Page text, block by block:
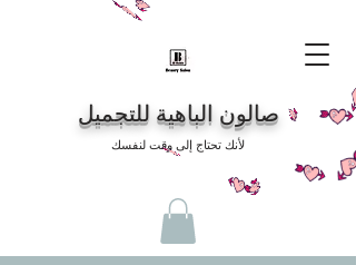
صالون الباهية للتجميل
لأنك تحتاج إلى وقت لنفسك